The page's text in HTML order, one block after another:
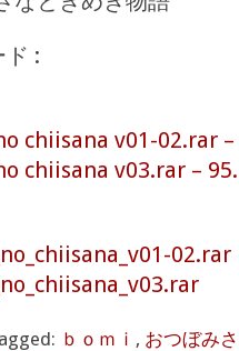
ド :
chiisana v01-02.rar –
chiisana v03.rar –
02.rar
ｂｏｍｉ , おつぼみ